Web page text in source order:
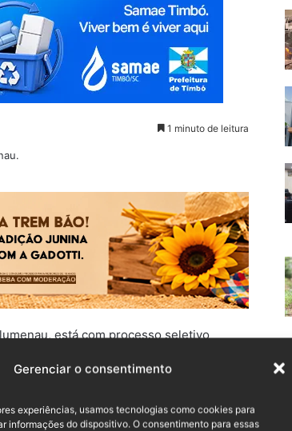
Gerenciar o consentimento
experiências, usamos tecnologias como cookies para
informações do dispositivo. O consentimento para essas
1 minuto de leitura
está com processo seletivo
a 40ª edição da festa, considerada a
com ou sem experiência.